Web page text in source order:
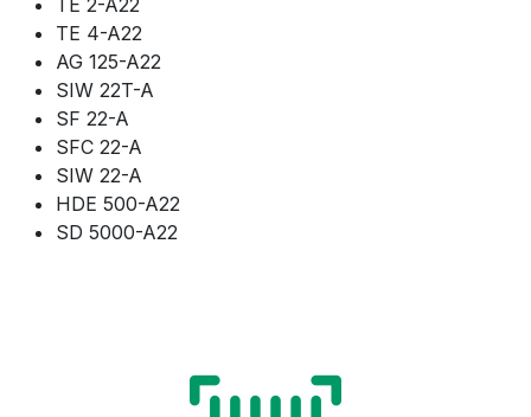
TE 2-A22
TE 4-A22
AG 125-A22
SIW 22T-A
SF 22-A
SFC 22-A
SIW 22-A
HDE 500-A22
SD 5000-A22